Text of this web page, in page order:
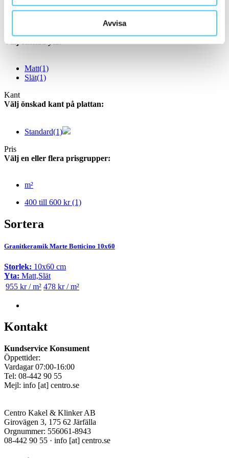
Avvisa
ca 60x60 cm(2)
Yta
Välj önskad yta:
Matt(1)
Slät(1)
Kant
Välj önskad kant på plattan:
Standard(1)
Pris
Välj en eller flera prisgrupper:
m²
400 till 600 kr(1)
Sortera
Granitkeramik Marte Botticino 10x60
Storlek: 10x60 cm
Yta: Matt,Slät
955 kr / m² 478 kr / m²
Kontakt
Kundservice Konsument
Öppettider:
Vardagar 07:00-16:00
Tel: 08-442 90 55
Mejl: info [at] centro.se
Centro Kakel & Klinker AB
Girovägen 3, 175 62 Järfälla
Orgnummer: 556061-8943
08-442 90 55 · info [at] centro.se